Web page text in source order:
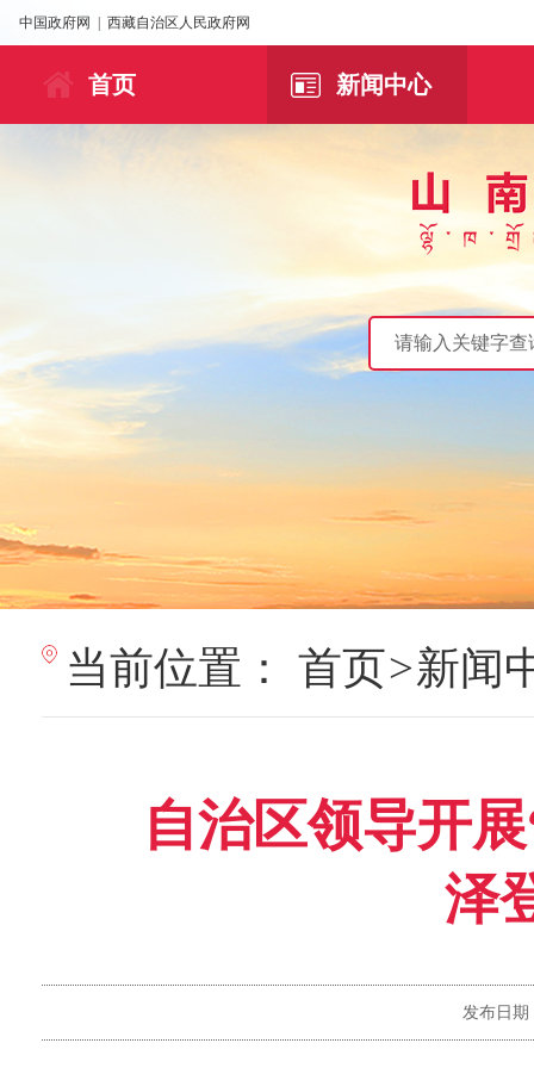
中国政府网 西藏自治区人民政府网
首页 新闻中心
当前位置： 首页>新闻
自治区领导开
泽
发布日期